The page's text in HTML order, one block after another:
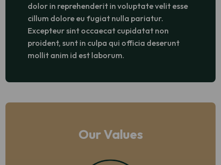
dolor in reprehenderit in voluptate velit esse
cillum dolore eu fugiat nulla pariatur.
Excepteur sint occaecat cupidatat non
proident, sunt in culpa qui officia deserunt
mollit anim id est laborum.
Our Values